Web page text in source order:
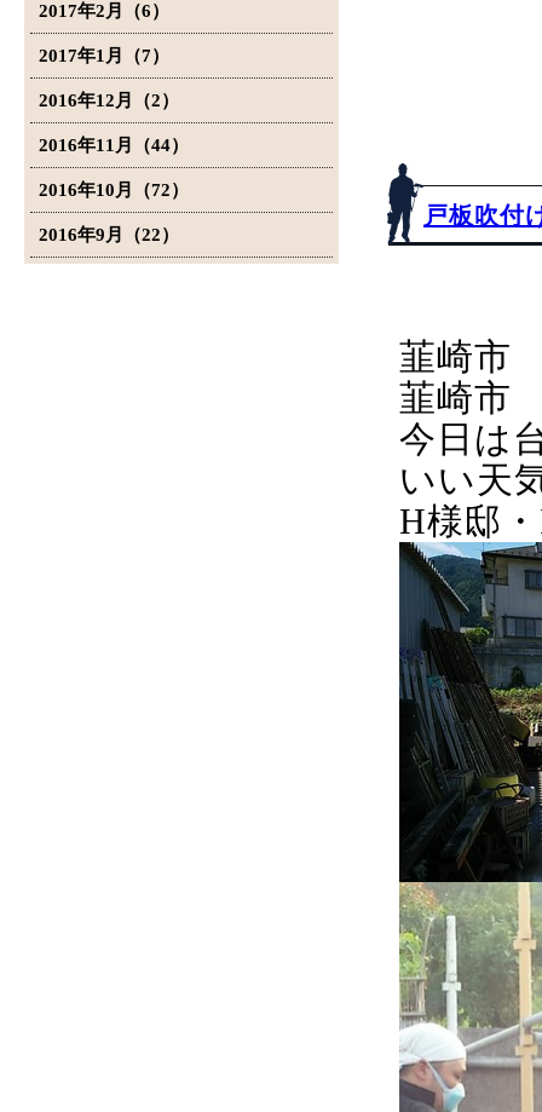
2017年2月（6）
2017年1月（7）
2016年12月（2）
2016年11月（44）
2016年10月（72）
2016年9月（22）
戸板吹付
韮崎市
韮崎市
今日は
いい天
H様邸